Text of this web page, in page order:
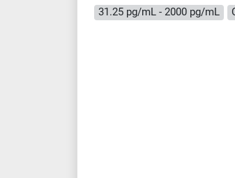
31.25 pg/mL - 2000 pg/mL